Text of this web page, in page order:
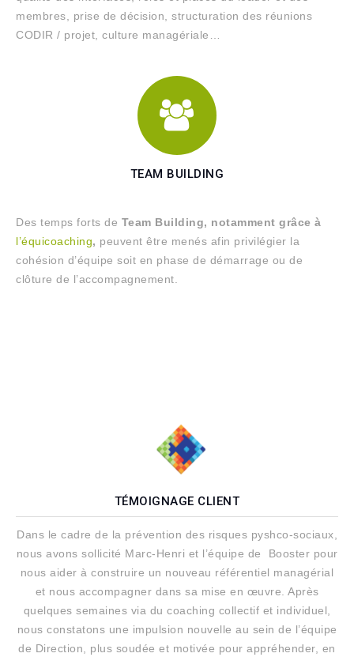
membres, prise de décision, structuration des réunions
CODIR / projet, culture managériale…
TEAM BUILDING
Des temps forts de Team Building, notamment grâce à
l’équicoaching, peuvent être menés afin privilégier la
cohésion d’équipe soit en phase de démarrage ou de
clôture de l’accompagnement.
TÉMOIGNAGE CLIENT
Dans le cadre de la prévention des risques pyshco-sociaux,
nous avons sollicité Marc-Henri et l’équipe de Booster pour
nous aider à construire un nouveau référentiel managérial
et nous accompagner dans sa mise en œuvre. Après
quelques semaines via du coaching collectif et individuel,
nous constatons une impulsion nouvelle au sein de l’équipe
de Direction, plus soudée et motivée pour appréhender, en